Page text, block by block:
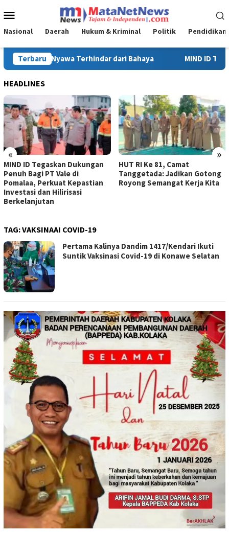
ke
Mobile
Nasional Daerah Hukum & Kriminal Politik Pendidikan
Terbaru
ID Tegaskan Dukungan Penuh Bagi PT Vale di Pomalaa,
HEADLINES
« »
ID Tegaskan Dukungan
Bagi PT Vale di
Perkuat Kepastian
dan Hilirisasi
HUT RI Ke 81, Camat
Tanggetada: Jadikan Gotong
Royong Semangat Kerja Kita
TAG:VAKSINAAI COVID-19
Pertama Kalinya Dandim 1417/Kendari Ikuti
Suntik Vaksinasi Covid-19 di Konawe Selatan